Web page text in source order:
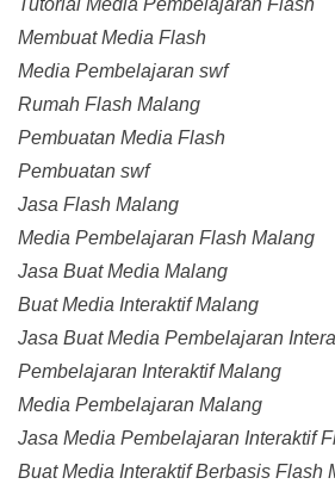
Tutorial Media Pembelajaran Flash
Membuat Media Flash
Media Pembelajaran swf
Rumah Flash Malang
Pembuatan Media Flash
Pembuatan swf
Jasa Flash Malang
Media Pembelajaran Flash Malang
Jasa Buat Media Malang
Buat Media Interaktif Malang
Jasa Buat Media Pembelajaran
Pembelajaran Interaktif Malang
Media Pembelajaran Malang
Jasa Media Pembelajaran Interaktif
Buat Media Interaktif Berbasis Flash